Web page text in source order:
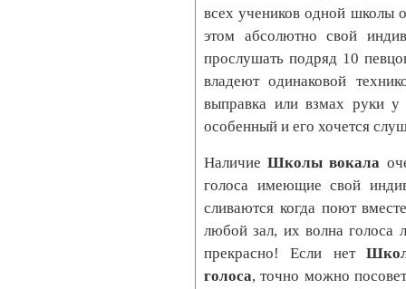
всех учеников одной школы
этом абсолютно свой
прослушать подряд 10
владеют одинаковой
выправка или взмах руки
особенный и его хочется
НаличиеШколы вокала
голоса имеющие свой
сливаются когда поют
любой зал, их волна голоса
прекрасно! Если нет
голоса, точно можно